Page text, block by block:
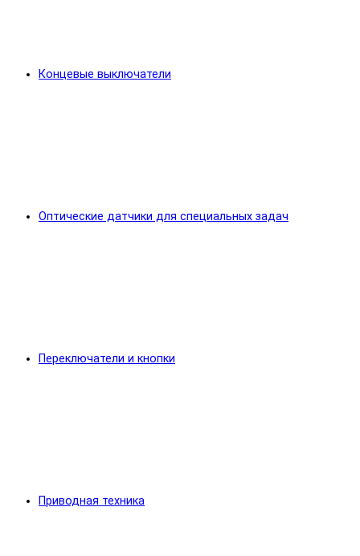
Концевые выключатели
Оптические датчики для специальных задач
Переключатели и кнопки
Приводная техника